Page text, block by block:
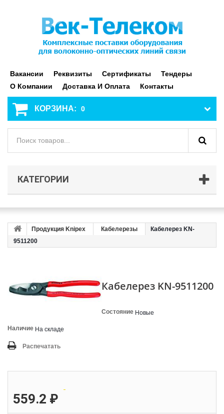
Вакансии Реквизиты Сертификаты
Тендеры
О Компании
Доставка И Оплата Контакты
КОРЗИНА: 0
КАТЕГОРИИ
Продукция Knipex Кабелерезы
Кабелерез KN-
9511200
Кабелерез KN-9511200
Состояние Новые
Наличие На складе
Распечатать
559.2 ₽